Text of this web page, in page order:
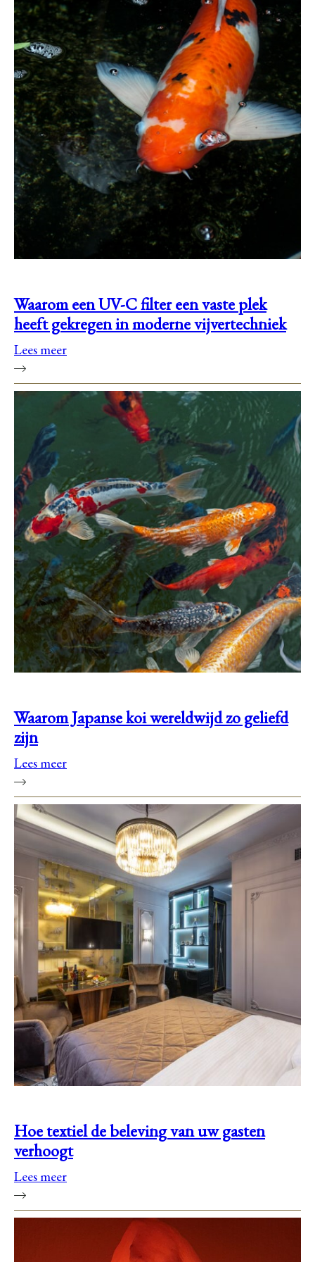
Waarom een UV-C filter een vaste plek
heeft gekregen in moderne vijvertechniek
Lees meer
Waarom Japanse koi wereldwijd zo geliefd
zijn
Lees meer
Hoe textiel de beleving van uw gasten
verhoogt
Lees meer